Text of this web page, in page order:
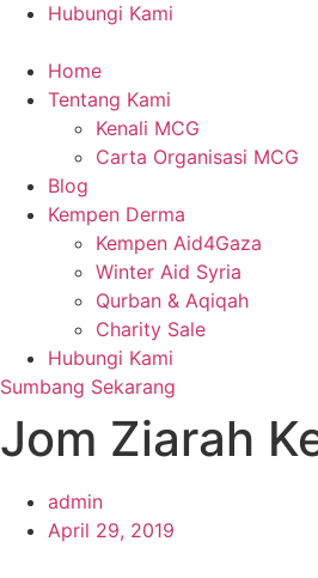
Hubungi Kami
Home
Tentang Kami
Kenali MCG
Carta Organisasi MCG
Blog
Kempen Derma
Kempen Aid4Gaza
Winter Aid Syria
Qurban & Aqiqah
Charity Sale
Hubungi Kami
Sumbang Sekarang
Jom Ziarah
admin
April 29, 2019